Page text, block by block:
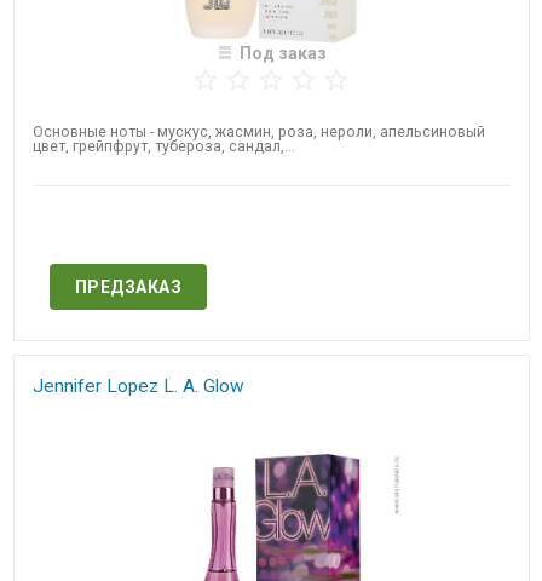
Под заказ
Основные ноты - мускус, жасмин, роза, нероли, апельсиновый
цвет, грейпфрут, тубероза, сандал,...
ПРЕДЗАКАЗ
Jennifer Lopez​ L. A. Glow​